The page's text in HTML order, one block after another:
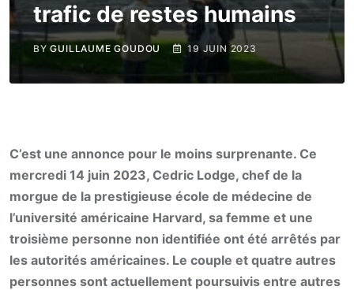
trafic de restes humains
BYGUILLAUME GOUDOU 19 JUIN 2023
C’est une annonce pour le moins surprenante. Ce
mercredi 14 juin 2023, Cedric Lodge, chef de la
morgue de la prestigieuse école de médecine de
l’université américaine Harvard, sa femme et une
troisième personne non identifiée ont été arrêtés par
les autorités américaines. Le couple et quatre autres
personnes sont actuellement poursuivis entre autres